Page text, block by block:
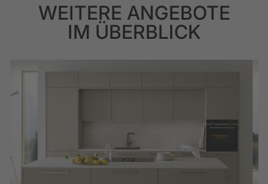
WEITERE ANGEBOTE
IM ÜBERBLICK